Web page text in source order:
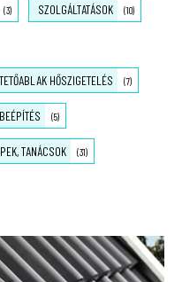
(3) SZOLGÁLTATÁSOK (10)
TETŐABLAK HŐSZIGETELÉS (7)
(5)
TANÁCSOK (31)